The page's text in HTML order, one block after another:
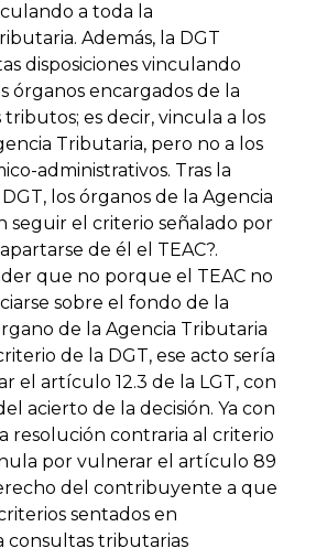
a toda la
Además, la DGT
disposiciones vinculando
órganos encargados de la
es decir, vincula a los
Tributaria, pero no a los
administrativos. Tras la
los órganos de la Agencia
seguir el criterio señalado por
de él el TEAC?.
que no porque el TEAC no
sobre el fondo de la
de la Agencia Tributaria
de la DGT, ese acto sería
el artículo 12.3 de la LGT, con
acierto de la decisión. Ya con
resolución contraria al criterio
por vulnerar el artículo 89
del contribuyente a que
sentados en
consultas tributarias